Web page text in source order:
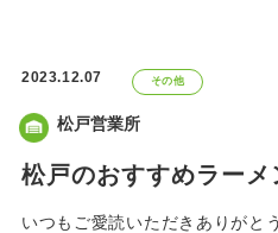
2023.12.07 その他
松戸営業所
松戸のおすすめラー
いつもご愛読いただきありがと